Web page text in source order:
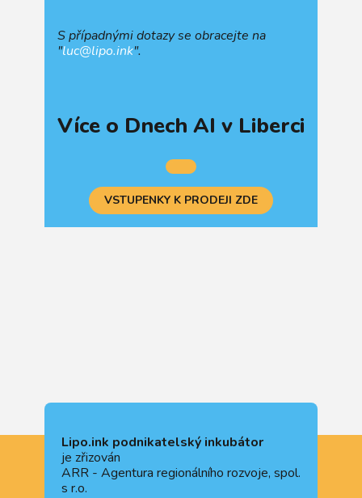
S případnými dotazy se obracejte na
"luc@lipo.ink".
Více o Dnech AI v Liberci
VSTUPENKY K PRODEJI ZDE
Lipo.ink podnikatelský inkubátor
je zřizován
ARR - Agentura regionálního rozvoje, spol.
s r.o.